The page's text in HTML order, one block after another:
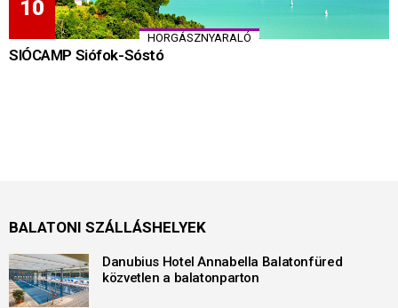
HORGÁSZNYARALÓ
SIÓCAMP Siófok-Sóstó
BALATONI SZÁLLÁSHELYEK
Danubius Hotel Annabella Balatonfüred
közvetlen a balatonparton